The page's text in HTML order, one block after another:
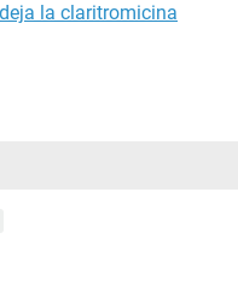
la claritromicina